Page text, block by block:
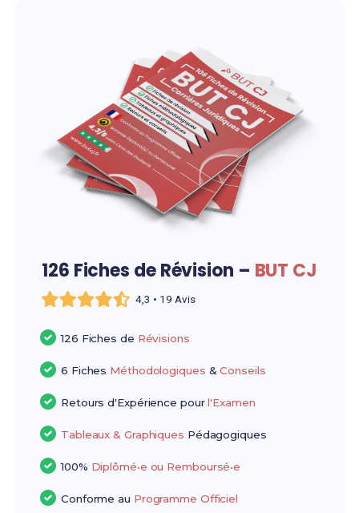
126 Fiches de Révision – BUT CJ
4,3 • 19 Avis
126 Fiches de Révisions
6 Fiches Méthodologiques &Conseils
Retours d'Expérience pourl'Examen
Tableaux & Graphiques Pédagogiques
100% Diplômé•e ou Remboursé•e
Conforme au Programme Officiel